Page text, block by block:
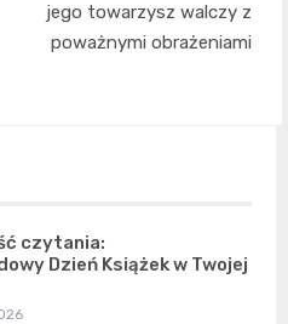
jego towarzysz walczy z
poważnymi obrażeniami
czytania:
Dzień Książek w Twojej